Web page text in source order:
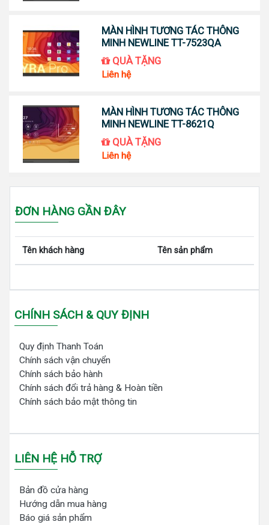
MÀN HÌNH TƯƠNG TÁC THÔNG
MINH NEWLINE TT-7523QA
QUÀ TẶNG
Liên hệ
MÀN HÌNH TƯƠNG TÁC THÔNG
MINH NEWLINE TT-8621Q
QUÀ TẶNG
Liên hệ
ĐƠN HÀNG GẦN ĐÂY
Tên khách hàng Tên sản phẩm
CHÍNH SÁCH & QUY ĐỊNH
Quy định Thanh Toán
Chính sách vận chuyển
Chính sách bảo hành
Chính sách đổi trả hàng & Hoàn tiền
Chính sách bảo mật thông tin
LIÊN HỆ HỖ TRỢ
Bản đồ cửa hàng
Hướng dẫn mua hàng
Báo giá sản phẩm